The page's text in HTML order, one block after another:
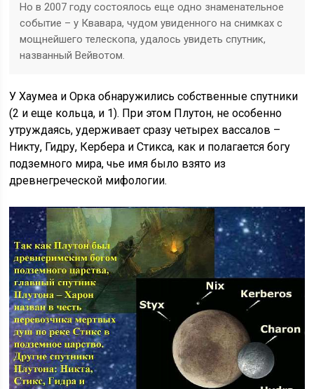
Но в 2007 году состоялось еще одно знаменательное
событие – у Квавара, чудом увиденного на снимках с
мощнейшего телескопа, удалось увидеть спутник,
названный Вейвотом.
У Хаумеа и Орка обнаружились собственные спутники
(2 и еще кольца, и 1). При этом Плутон, не особенно
утруждаясь, удерживает сразу четырех вассалов –
Никту, Гидру, Кербера и Стикса, как и полагается богу
подземного мира, чье имя было взято из
древнегреческой мифологии.